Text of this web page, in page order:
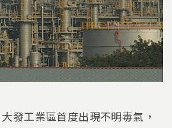
發工業區首度出現不明毒氣，